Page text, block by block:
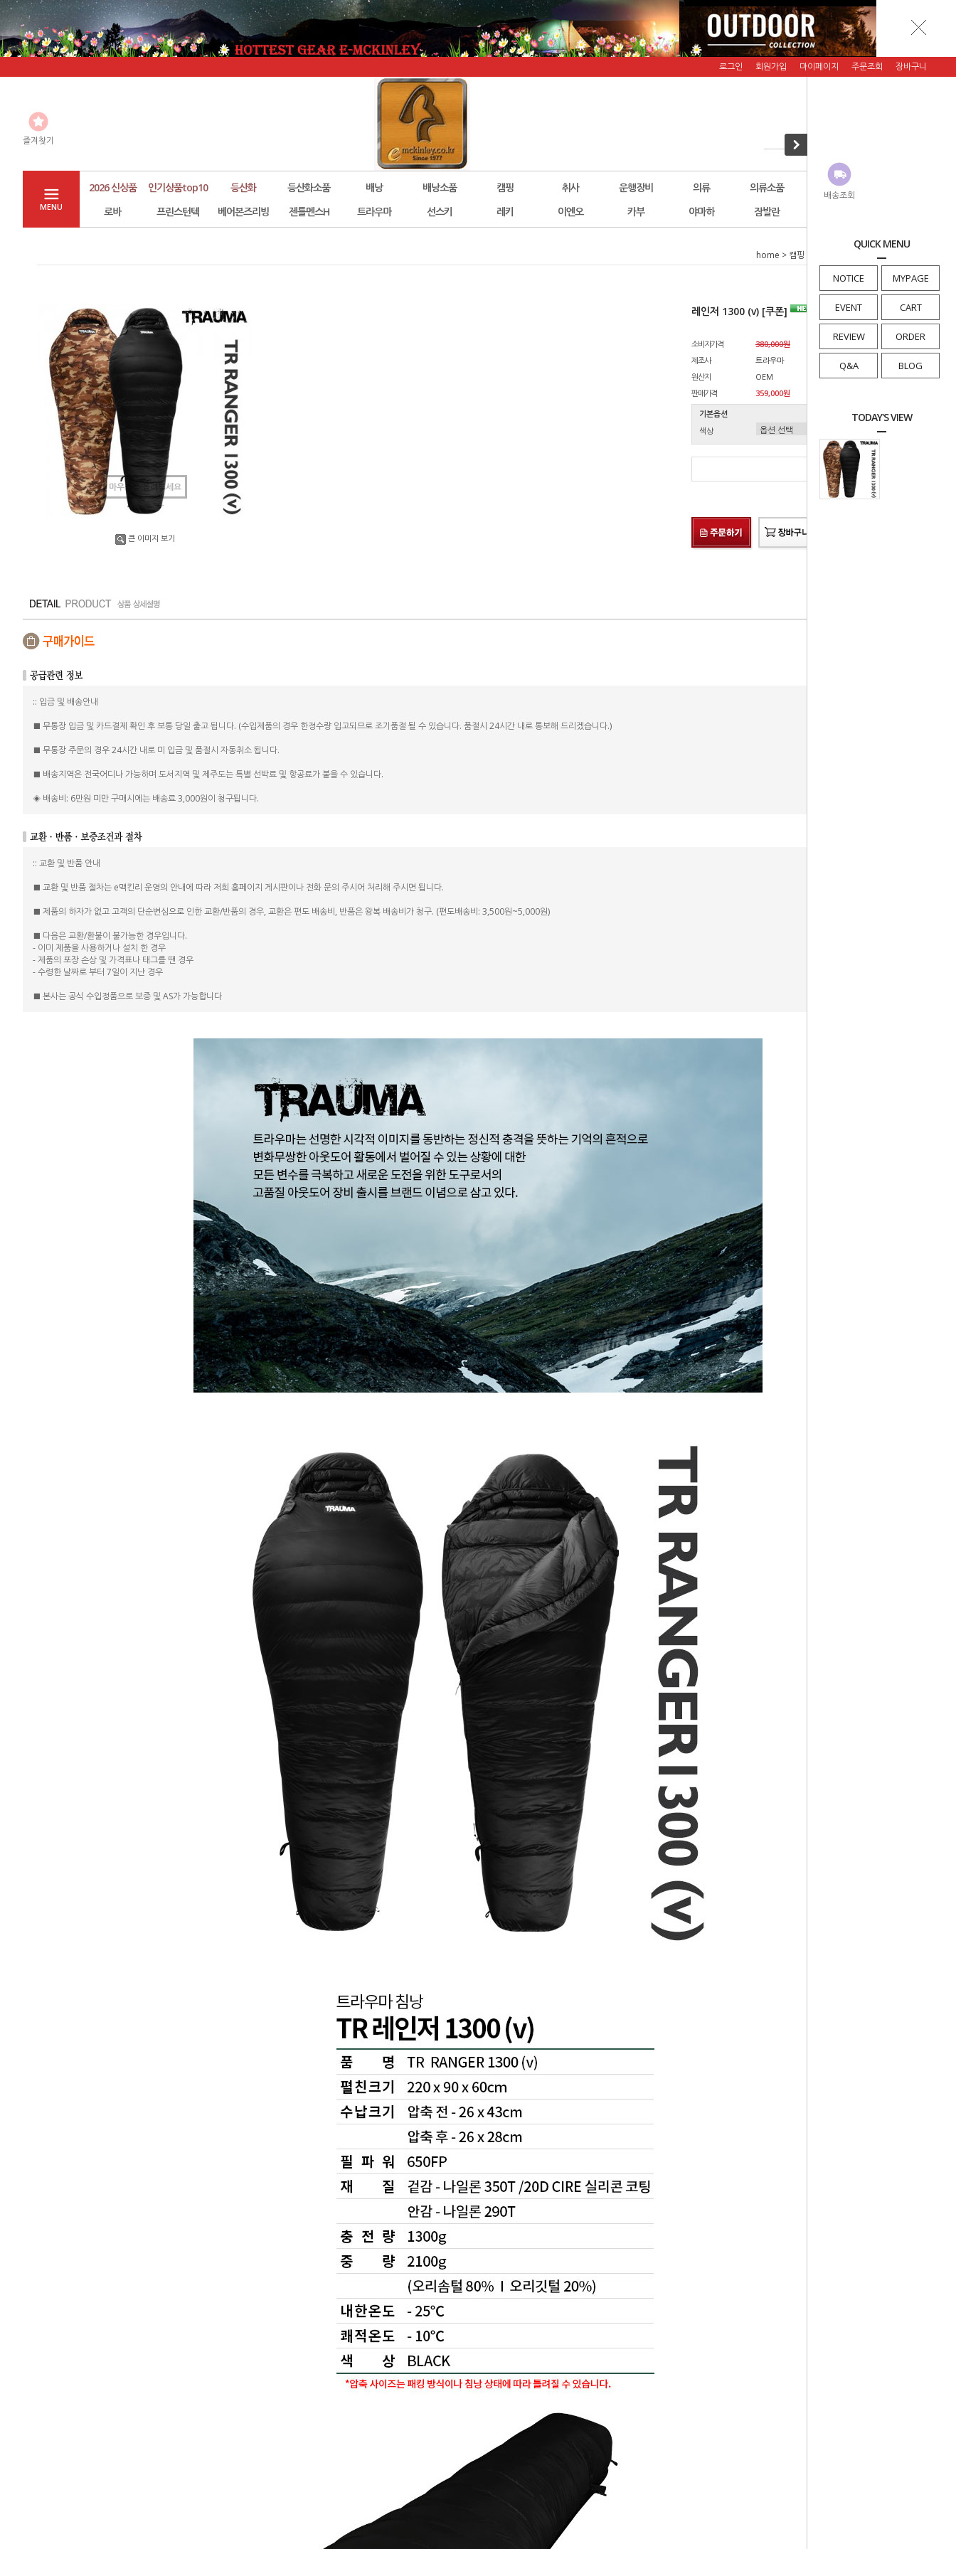
배송조회
QUICK MENU
NOTICE MYPAGE
EVENT CART
REVIEW ORDER
Q&A BLOG
TODAY'S VIEW
로그인 회원가입 마이페이지 주문조회 장바구니
즐겨찾기
MENU
2026 신상품 인기상품top10 등산화 등산화소품 배낭 배낭소품 캠핑 취사 운행장비 의류 의류소품 악세서리
로바
프린스턴텍 베어본즈리빙 젠틀멘스H 트라우마 선스키 레키 이엔오 카부 야마하 잠발란
home > 캠핑 > 레인저 1300 (v) [쿠폰]
마우스를 올려보세요
큰 이미지 보기
레인저 1300 (v) [쿠폰]
소비자가격
380,000원
제조사
트라우마
원산지
OEM
판매가격
359,000원
기본옵션
색상
총 상품 금액
:: 입금 및 배송안내
■ 무통장 입금 및 카드결제 확인 후 보통 당일 출고 됩니다. (수입제품의 경우 한정수량 입고되므로 조기품절 될 수 있습니다. 품절시 24시간 내로 통보해 드리겠습니다.)
■ 무통장 주문의 경우 24시간 내로 미 입금 및 품절시 자동취소 됩니다.
■ 배송지역은 전국어디나 가능하며 도서지역 및 제주도는 특별 선박료 및 항공료가 붙을 수 있습니다.
◈ 배송비: 6만원 미만 구매시에는 배송료 3,000원이 청구됩니다.
:: 교환 및 반품 안내
■ 교환 및 반품 절차는 e맥킨리 운영의 안내에 따라 저희 홈페이지 게시판이나 전화 문의 주시어 처리해 주시면 됩니다.
■ 제품의 하자가 없고 고객의 단순변심으로 인한 교환/반품의 경우, 교환은 편도 배송비, 반품은 왕복 배송비가 청구. (편도배송비: 3,500원~5,000원)
■ 다음은 교환/환불이 불가능한 경우입니다.
- 이미 제품을 사용하거나 설치 한 경우
- 제품의 포장 손상 및 가격표나 태그를 땐 경우
- 수령한 날짜로 부터 7일이 지난 경우
■ 본사는 공식 수입정품으로 보증 및 AS가 가능합니다